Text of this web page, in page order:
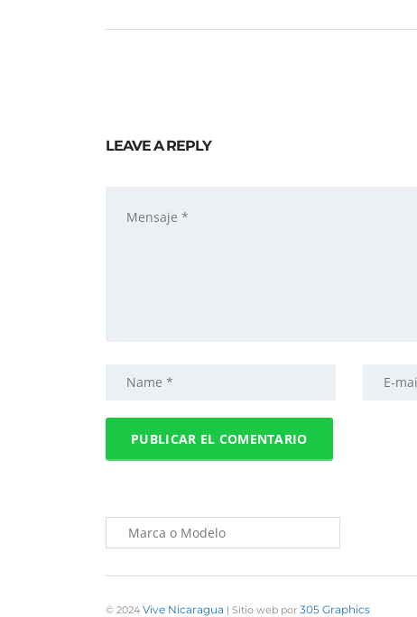
LEAVE A REPLY
© 2024 Vive Nicaragua | Sitio web por 305 Graphics